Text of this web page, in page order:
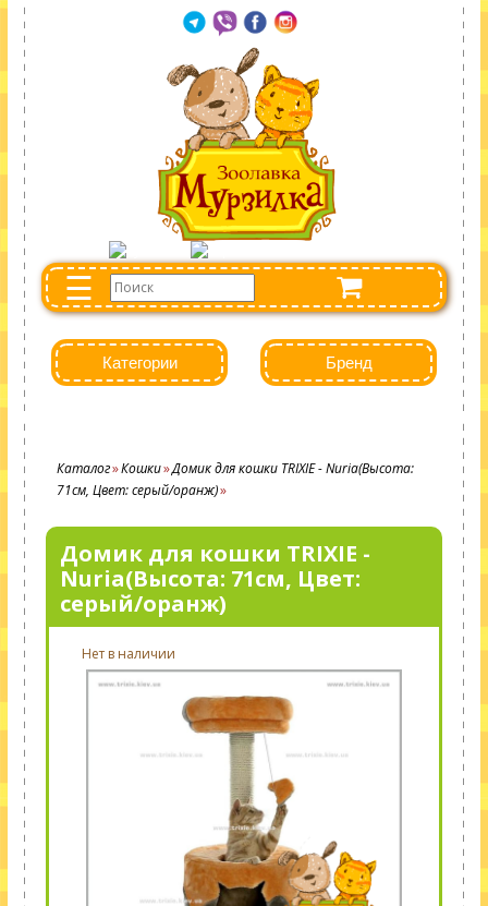
☰
Категории Бренд
Каталог Кошки Домик для кошки TRIXIE - Nuria(Высота:
71см, Цвет: серый/оранж)
Домик для кошки TRIXIE -
Nuria(Высота: 71см, Цвет:
серый/оранж)
Нет в наличии